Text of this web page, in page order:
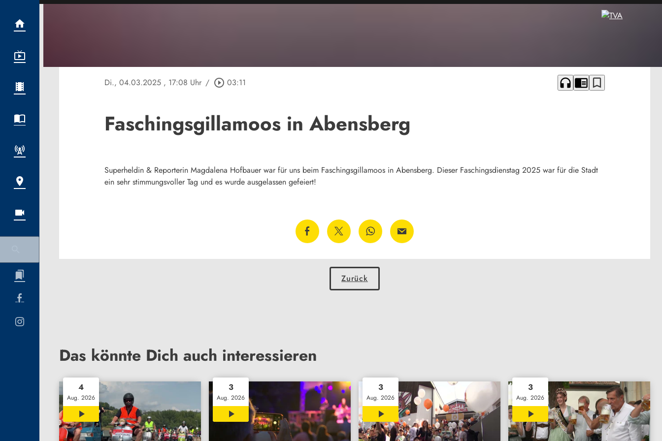
Di., 04.03.2025 , 17:08 Uhr / play_circle_outline 03:11 headphones chrome_reader_mode bookmark_border
Faschingsgillamoos in Abensberg
Superheldin & Reporterin Magdalena Hofbauer war für uns beim Faschingsgillamoos in Abensberg. Dieser Faschingsdienstag 2025 war für die Stadt
ein sehr stimmungsvoller Tag und es wurde ausgelassen gefeiert!
Zurück
Das könnte Dich auch interessieren
4
Aug. 2026
03:30
3
Aug. 2026
3
Aug. 2026
02:45
3
Aug. 2026
02:22